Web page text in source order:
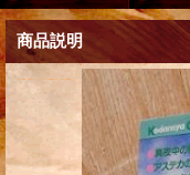
商品説明